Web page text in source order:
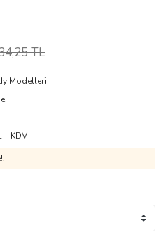
TL
Modelleri
+ KDV